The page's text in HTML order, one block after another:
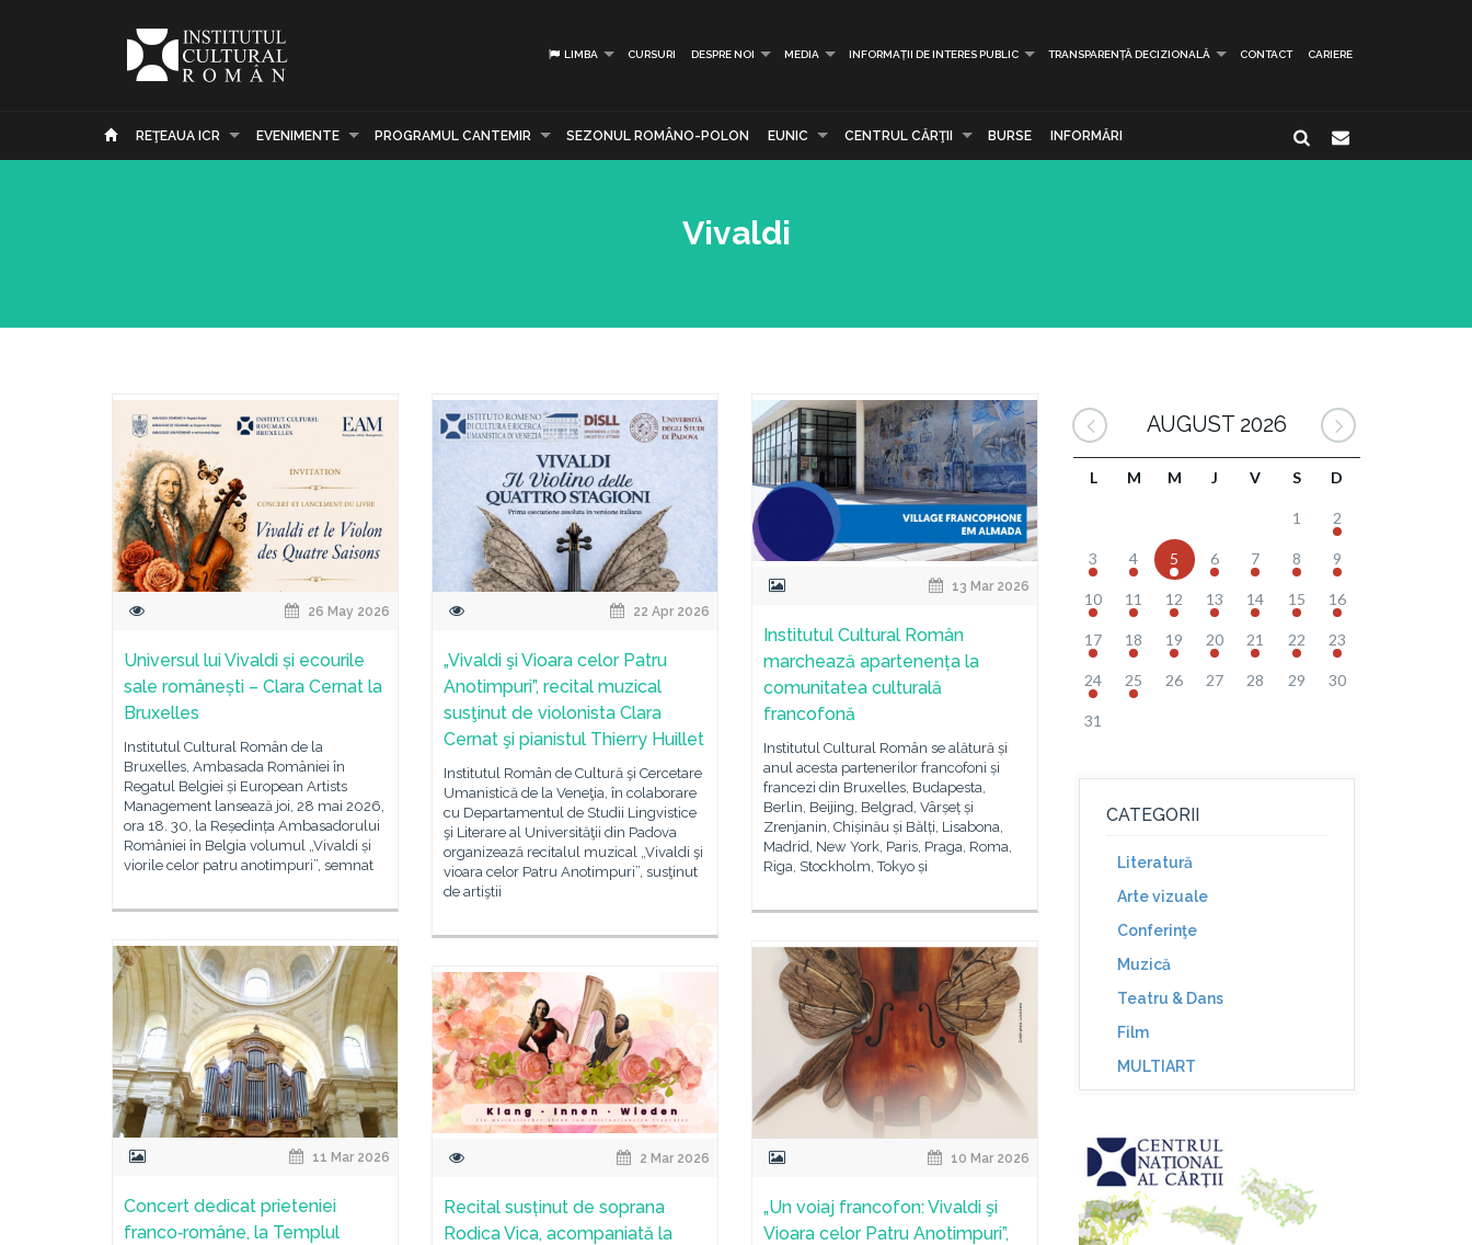
LIMBA CURSURI DESPRE NOI MEDIA INFORMAȚII DE INTERES PUBLIC TRANSPARENȚĂ DECIZIONALĂ CONTACT CARIERE
REŢEAUA ICR EVENIMENTE PROGRAMUL CANTEMIR SEZONUL ROMÂNO-POLON EUNIC CENTRUL CĂRŢII BURSE INFORMĂRI
Vivaldi
26 May 2026
Universul lui Vivaldi și ecourile
sale românești – Clara Cernat la
Bruxelles
Institutul Cultural Român de la
Bruxelles, Ambasada României în
Regatul Belgiei și European Artists
Management lansează joi, 28 mai 2026,
ora 18. 30, la Reședința Ambasadorului
României în Belgia volumul „Vivaldi și
viorile celor patru anotimpuri”, semnat
22 Apr 2026
„Vivaldi şi Vioara celor Patru
Anotimpuri”, recital muzical
susţinut de violonista Clara
Cernat şi pianistul Thierry Huillet
Institutul Român de Cultură şi Cercetare
Umanistică de la Veneţia, în colaborare
cu Departamentul de Studii Lingvistice
şi Literare al Universităţii din Padova
organizează recitalul muzical „Vivaldi şi
vioara celor Patru Anotimpuri”, susţinut
de artiştii
13 Mar 2026
Institutul Cultural Român
marchează apartenența la
comunitatea culturală
francofonă
Institutul Cultural Român se alătură și
anul acesta partenerilor francofoni și
francezi din Bruxelles, Budapesta,
Berlin, Beijing, Belgrad, Vârșeț și
Zrenjanin, Chișinău și Bălți, Lisabona,
Madrid, New York, Paris, Praga, Roma,
Riga, Stockholm, Tokyo și
11 Mar 2026
Concert dedicat prieteniei
franco‑române, la Templul
10 Mar 2026
„Un voiaj francofon: Vivaldi şi
Vioara celor Patru Anotimpuri”,
2 Mar 2026
Recital susținut de soprana
Rodica Vica, acompaniată la
AUGUST 2026
L M M J V S D
1 2
3 4 5 6 7 8 9
10 11 12 13 14 15 16
17 18 19 20 21 22 23
24 25 26 27 28 29 30
31
CATEGORII
Literatură
Arte vizuale
Conferinţe
Muzică
Teatru & Dans
Film
MULTIART